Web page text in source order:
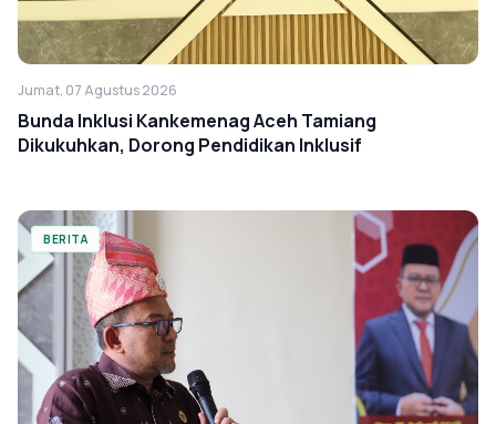
Jumat, 07 Agustus 2026
Bunda Inklusi Kankemenag Aceh Tamiang
Dikukuhkan, Dorong Pendidikan Inklusif
BERITA